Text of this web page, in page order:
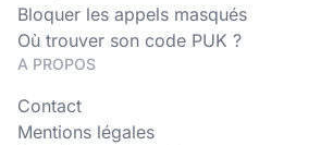
Bloquer les appels masqués
Où trouver son code PUK ?
A PROPOS
Contact
Mentions légales